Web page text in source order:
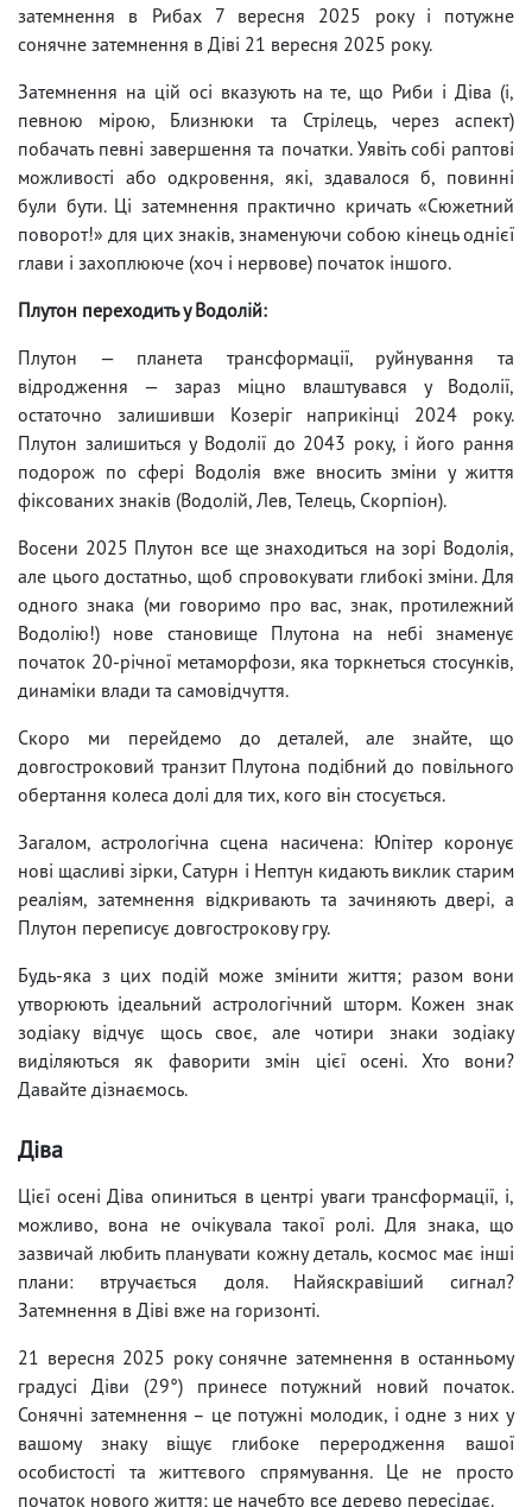
затемнення в Рибах 7 вересня 2025 року і потужне
сонячне затемнення в Діві 21 вересня 2025 року.
Затемнення на цій осі вказують на те, що Риби і Діва (і,
певною мірою, Близнюки та Стрілець, через аспект)
побачать певні завершення та початки. Уявіть собі раптові
можливості або одкровення, які, здавалося б, повинні
були бути. Ці затемнення практично кричать «Сюжетний
поворот!» для цих знаків, знаменуючи собою кінець однієї
глави і захоплююче (хоч і нервове) початок іншого.
Плутон переходить у Водолій:
Плутон — планета трансформації, руйнування та
відродження — зараз міцно влаштувався у Водолії,
остаточно залишивши Козеріг наприкінці 2024 року.
Плутон залишиться у Водолії до 2043 року, і його рання
подорож по сфері Водолія вже вносить зміни у життя
фіксованих знаків (Водолій, Лев, Телець, Скорпіон).
Восени 2025 Плутон все ще знаходиться на зорі Водолія,
але цього достатньо, щоб спровокувати глибокі зміни. Для
одного знака (ми говоримо про вас, знак, протилежний
Водолію!) нове становище Плутона на небі знаменує
початок 20-річної метаморфози, яка торкнеться стосунків,
динаміки влади та самовідчуття.
Скоро ми перейдемо до деталей, але знайте, що
довгостроковий транзит Плутона подібний до повільного
обертання колеса долі для тих, кого він стосується.
Загалом, астрологічна сцена насичена: Юпітер коронує
нові щасливі зірки, Сатурн і Нептун кидають виклик старим
реаліям, затемнення відкривають та зачиняють двері, а
Плутон переписує довгострокову гру.
Будь-яка з цих подій може змінити життя; разом вони
утворюють ідеальний астрологічний шторм. Кожен знак
зодіаку відчує щось своє, але чотири знаки зодіаку
виділяються як фаворити змін цієї осені. Хто вони?
Давайте дізнаємось.
Діва
Цієї осені Діва опиниться в центрі уваги трансформації, і,
можливо, вона не очікувала такої ролі. Для знака, що
зазвичай любить планувати кожну деталь, космос має інші
плани: втручається доля. Найяскравіший сигнал?
Затемнення в Діві вже на горизонті.
21 вересня 2025 року сонячне затемнення в останньому
градусі Діви (29°) принесе потужний новий початок.
Сонячні затемнення – це потужні молодик, і одне з них у
вашому знаку віщує глибоке переродження вашої
особистості та життєвого спрямування. Це не просто
початок нового життя; це начебто все дерево пересідає.